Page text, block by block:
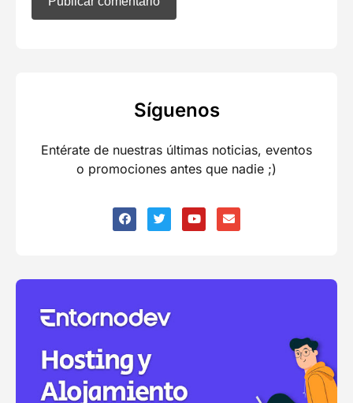
Síguenos
Entérate de nuestras últimas noticias, eventos
o promociones antes que nadie ;)